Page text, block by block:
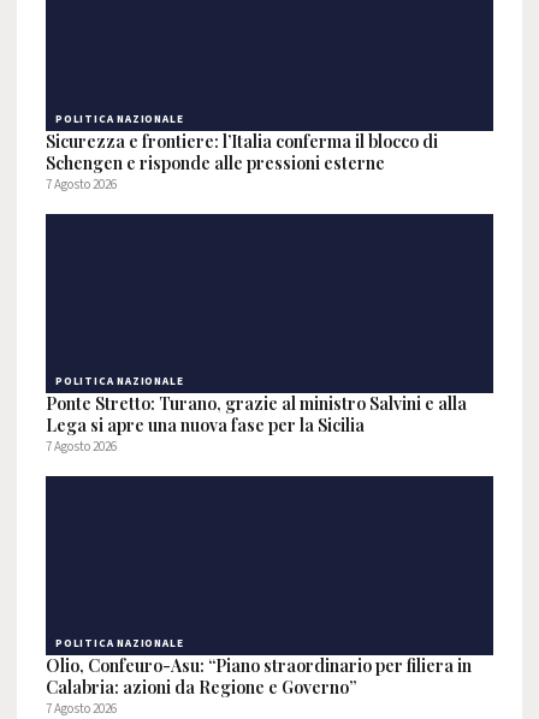
POLITICA NAZIONALE
Sicurezza e frontiere: l’Italia conferma il blocco di
Schengen e risponde alle pressioni esterne
7 Agosto 2026
POLITICA NAZIONALE
Ponte Stretto: Turano, grazie al ministro Salvini e alla
Lega si apre una nuova fase per la Sicilia
7 Agosto 2026
POLITICA NAZIONALE
Olio, Confeuro-Asu: “Piano straordinario per filiera in
Calabria: azioni da Regione e Governo”
7 Agosto 2026